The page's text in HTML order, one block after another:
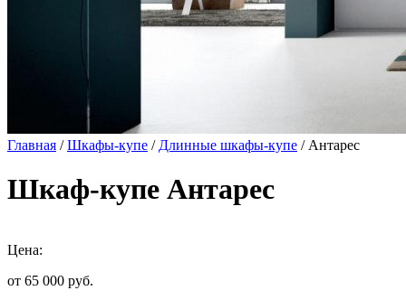
Главная /Шкафы-купе / Длинные шкафы-купе / Антарес
Шкаф-купе Антарес
Цена:
от 65 000 руб.